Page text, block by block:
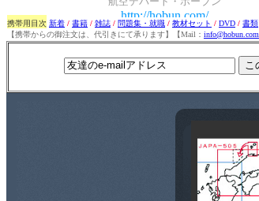
携帯用目次 新着 / 書籍 / 雑誌 / 問題集・就職 / 教材セット / DVD / 書類
【携帯からの御注文は、代引きにて承ります】【Mail： info@hobun.com